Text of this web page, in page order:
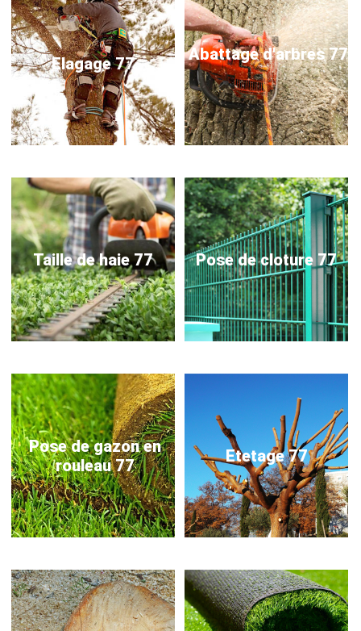
Elagage 77 Abattage d'arbres 77
Taille de haie 77 Pose de cloture 77
Pose de gazon en
rouleau 77
Etetage 77